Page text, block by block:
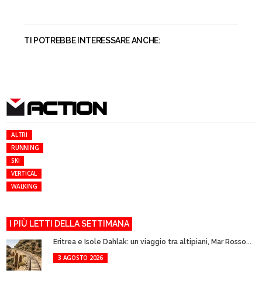
TI POTREBBE INTERESSARE ANCHE:
ACTION
ALTRI
RUNNING
SKI
VERTICAL
WALKING
I PIÙ LETTI DELLA SETTIMANA
Eritrea e Isole Dahlak: un viaggio tra altipiani, Mar Rosso...
3 AGOSTO 2026